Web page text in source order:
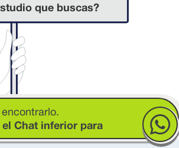
que buscas?
Chat inferior para